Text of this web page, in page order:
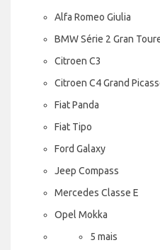
Alfa Romeo Giulia
BMW Série 2 Gran
Citroen C3
Citroen C4 Grand
Fiat Panda
Fiat Tipo
Ford Galaxy
Jeep Compass
Mercedes Classe E
Opel Mokka
5 mais